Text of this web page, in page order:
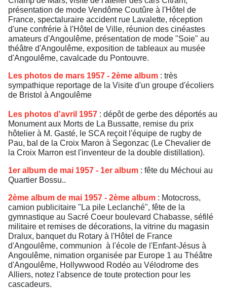
présentation de mode Vendôme Coutûre à l'Hôtel de
France, spectaluraire accident rue Lavalette, réception
d'une confrérie à l'Hôtel de Ville, réunion des cinéastes
amateurs d'Angoulême, présentation de mode "Soie" au
théâtre d'Angoulême, exposition de tableaux au musée
d'Angoulême, cavalcade du Pontouvre.
Les photos de mars 1957 - 2ème album : très
sympathique reportage de la Visite d'un groupe d'écoliers
de Bristol à Angoulême
Les photos d'avril 1957 : dépôt de gerbe des déportés au
Monument aux Morts de La Bussatte, remise du prix
hôtelier à M. Gasté, le SCA reçoit l'équipe de rugby de
Pau, bal de la Croix Maron à Segonzac (Le Chevalier de
la Croix Marron est l'inventeur de la double distillation).
1er album de mai 1957 - 1er album : fête du Méchoui au
Quartier Bossu..
2ème album de mai 1957 - 2ème album : Motocross,
camion publicitaire "La pile Leclanché", fête de la
gymnastique au Sacré Coeur boulevard Chabasse, séfilé
militaire et remises de décorations, la vitrine du magasin
Dralux, banquet du Rotary à l'Hôtel de France
d'Angoulême, communion à l'école de l'Enfant-Jésus à
Angoulême, nimation organisée par Europe 1 au Théâtre
d'Angoulême, Hollywwood Rodéo au Vélodrome des
Alliers, notez l'absence de toute protection pour les
cascadeurs.